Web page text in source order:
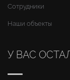
Сотрудники
Наши объекты
У ВАС